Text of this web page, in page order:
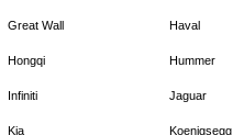
Great Wall Haval
Hongqi Hummer
Infiniti Jaguar
Kia Koenigsegg